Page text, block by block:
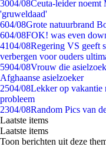
3004/08Ceuta-leider noemt
'gruweldaad'
604/08Grote natuurbrand
604/08FOK! was even
4104/08Regering VS geeft
verbergen voor ouders
5904/08Vrouw die
Afghaanse asielzoeker
2504/08Lekker op vakantie
probleem
2304/08Random Pics van
Laatste items
Laatste items
Toon berichten uit deze